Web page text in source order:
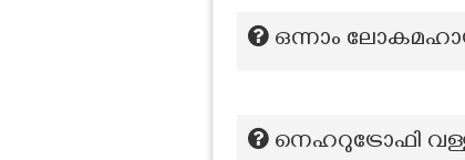
ഒന്നാം
നെഹറുട്രോഫി